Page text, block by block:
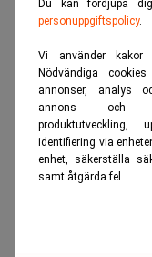
Du kan fördjupa
personuppgiftspolicy.
Vi använder kakor
Nödvändiga
annonser, analys
annons- och
produktutveckling,
identifiering via
enhet, säkerställa
samt åtgärda fel.
Altor-rådgivare
ANNONS